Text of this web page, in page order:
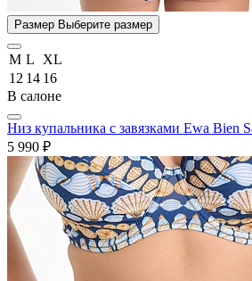
Размер Выберите размер
M L
XL
12 14 16
В салоне
Низ купальника с завязками Ewa Bien
5 990 ₽